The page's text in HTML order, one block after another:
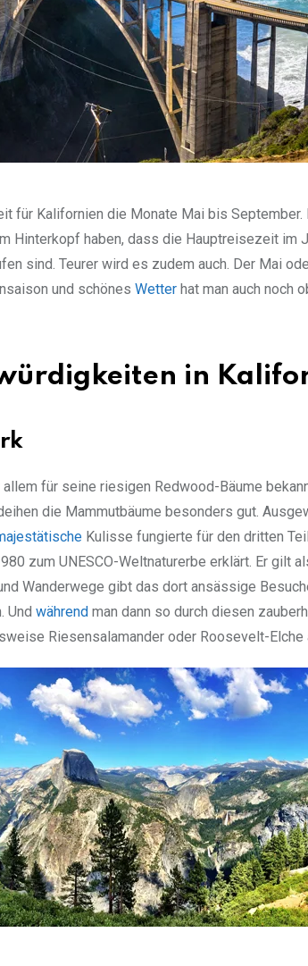
für Kalifornien die Monate Mai bis
Hinterkopf haben, dass die Hauptreisezeit im
sind. Teurer wird es zudem auch. Der Mai
und schönes Wetter hat man auch noch
in
für seine riesigen Redwood-Bäume
die Mammutbäume besonders gut.
Kulisse fungierte für den dritten
zum UNESCO-Weltnaturerbe erklärt. Er gilt
Wanderwege gibt das dort ansässige
Und während man dann so durch diesen
Riesensalamander oder Roosevelt-Elche